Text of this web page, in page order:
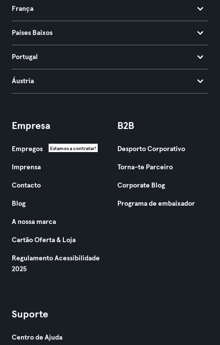
França
Países Baixos
Portugal
Áustria
Empresa
Empregos Estamos a contratar!
Imprensa
Contacto
Blog
A nossa marca
Cartão Oferta & Loja
Regulamento Acessibilidade
2025
B2B
Desporto Corporativo
Torna-te Parceiro
Corporate Blog
Programa de embaixador
Suporte
Centro de Ajuda